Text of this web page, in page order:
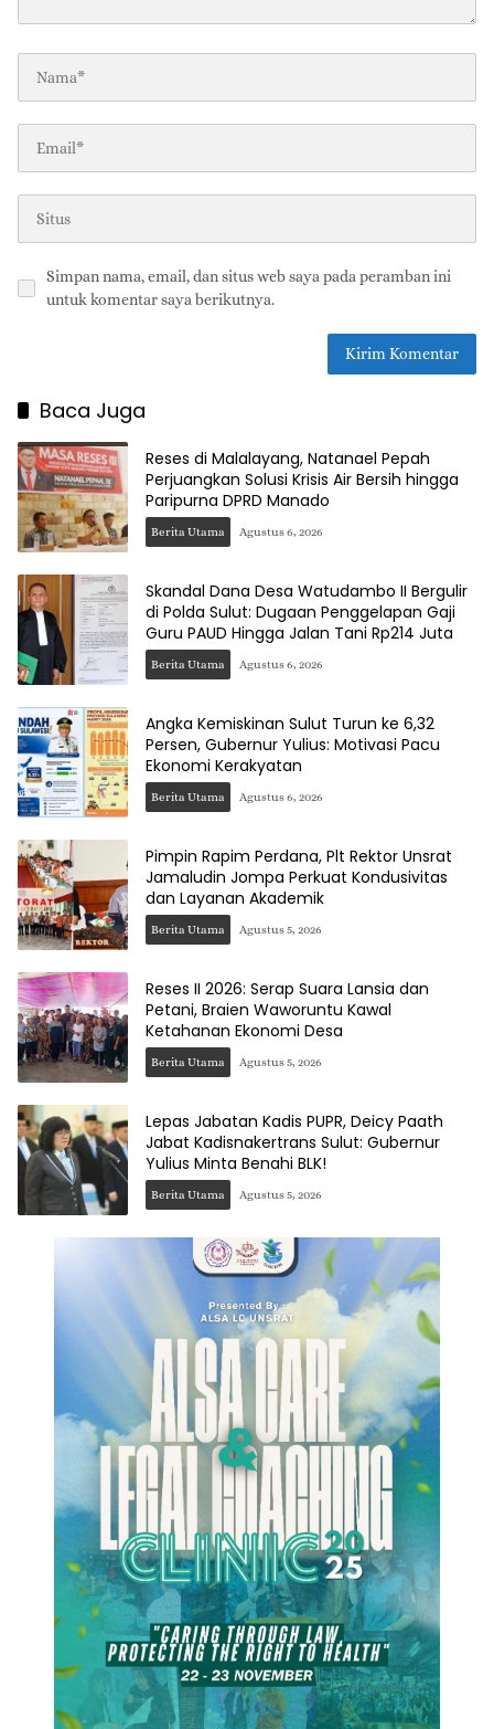
Simpan nama, email, dan situs web saya pada peramban ini
untuk komentar saya berikutnya.
Baca Juga
Reses di Malalayang, Natanael Pepah
Perjuangkan Solusi Krisis Air Bersih hingga
Paripurna DPRD Manado
Berita Utama Agustus 6, 2026
Skandal Dana Desa Watudambo II Bergulir
di Polda Sulut: Dugaan Penggelapan Gaji
Guru PAUD Hingga Jalan Tani Rp214 Juta
Berita Utama Agustus 6, 2026
Angka Kemiskinan Sulut Turun ke 6,32
Persen, Gubernur Yulius: Motivasi Pacu
Ekonomi Kerakyatan
Berita Utama Agustus 6, 2026
Pimpin Rapim Perdana, Plt Rektor Unsrat
Jamaludin Jompa Perkuat Kondusivitas
dan Layanan Akademik
Berita Utama Agustus 5, 2026
Reses II 2026: Serap Suara Lansia dan
Petani, Braien Waworuntu Kawal
Ketahanan Ekonomi Desa
Berita Utama Agustus 5, 2026
Lepas Jabatan Kadis PUPR, Deicy Paath
Jabat Kadisnakertrans Sulut: Gubernur
Yulius Minta Benahi BLK!
Berita Utama Agustus 5, 2026